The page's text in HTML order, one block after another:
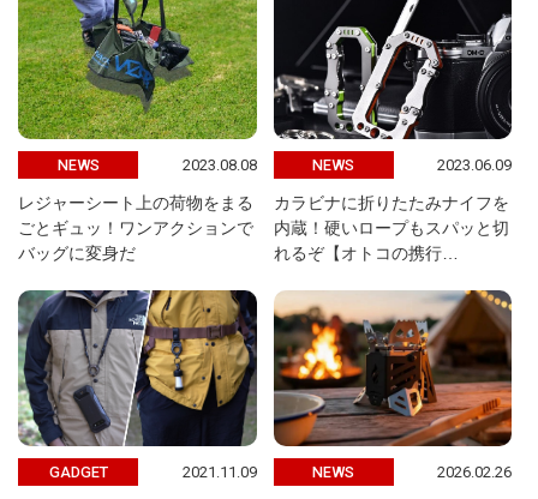
NEWS 2023.08.08
レジャーシート上の荷物をまる
ごとギュッ！ワンアクションで
バッグに変身だ
NEWS 2023.06.09
カラビナに折りたたみナイフを
内蔵！硬いロープもスパッと切
れるぞ【オトコの携行…
GADGET 2021.11.09 NEWS 2026.02.26